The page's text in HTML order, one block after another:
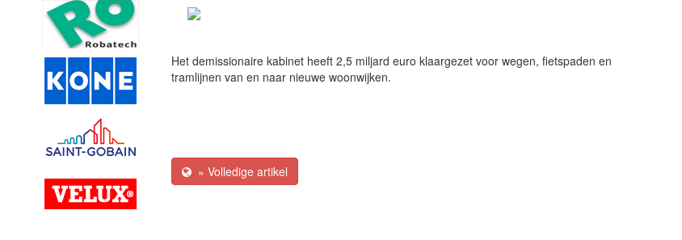
Het demissionaire kabinet heeft 2,5 miljard euro klaargezet voor wegen, fietspaden en
tramlijnen van en naar nieuwe woonwijken.
» Volledige artikel